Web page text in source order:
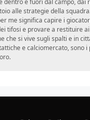
alle strategie della
me significa capire i
tifosi e provare a restituire
che si vive sugli spalti e in
e calciomercato, sono i